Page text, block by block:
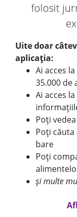
folosit
Uite doar
aplicația:
Ai acces
35.000 de
Ai acces
Poți
Poți
bare
Poți
și multe